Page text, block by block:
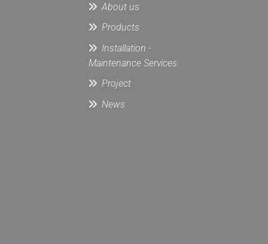
About us
Products
Installation -
Maintenance Services
Project
News